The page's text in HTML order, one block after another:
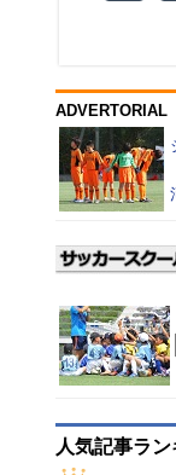
ADVERTORIAL
人気記事ラ